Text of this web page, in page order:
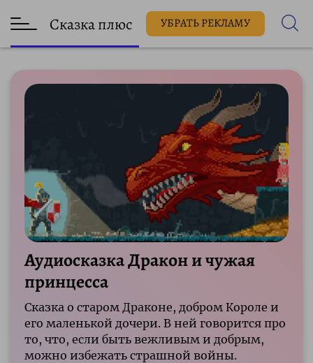
Сказка плюс УБРАТЬ РЕКЛАМУ
Аудиосказка Дракон и чужая
принцесса
Сказка о старом Драконе, добром Короле и
его маленькой дочери. В ней говорится про
то, что, если быть вежливым и добрым,
можно избежать страшной войны.